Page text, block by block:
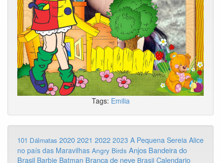
Tags: Emilia
101 Dálmatas 2020 2021 2022 2023 A Pequena Sereia Alice
no país das Maravilhas Angry Birds Anjos Bandeira do
Brasil Barbie Batman Branca de neve Brasil Calendario